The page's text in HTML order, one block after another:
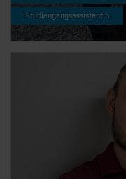
Studiengangsassistentin